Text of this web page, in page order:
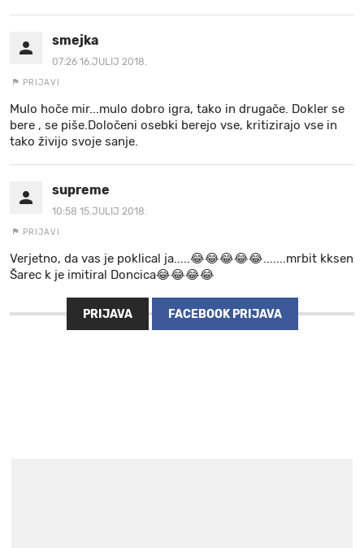
smejka
07:26 16.JULIJ 2018.
PRIJAVI
Mulo hoče mir...mulo dobro igra, tako in drugače. Dokler se
bere , se piše.Določeni osebki berejo vse, kritizirajo vse in
tako živijo svoje sanje.
supreme
10:58 15.JULIJ 2018.
PRIJAVI
Verjetno, da vas je poklical ja.....😂😂😂😂😂.......mrbit kksen
Šarec k je imitiral Doncica😂😂😂😂
PRIJAVA FACEBOOK PRIJAVA